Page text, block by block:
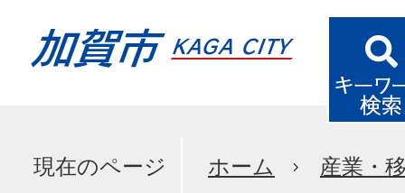
現在のページ ホーム 産業・